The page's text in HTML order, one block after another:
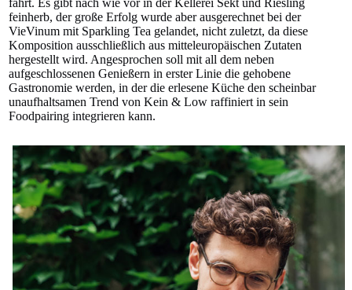
fährt. Es gibt nach wie vor in der Kellerei Sekt und Riesling
feinherb, der große Erfolg wurde aber ausgerechnet bei der
VieVinum mit Sparkling Tea gelandet, nicht zuletzt, da diese
Komposition ausschließlich aus mitteleuropäischen Zutaten
hergestellt wird. Angesprochen soll mit all dem neben
aufgeschlossenen Genießern in erster Linie die gehobene
Gastronomie werden, in der die erlesene Küche den scheinbar
unaufhaltsamen Trend von Kein & Low raffiniert in sein
Foodpairing integrieren kann.